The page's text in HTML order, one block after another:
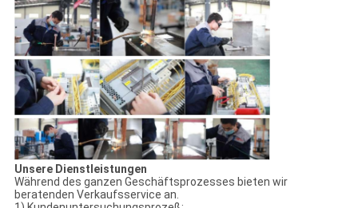
Unsere Dienstleistungen
Während des ganzen Geschäftsprozesses bieten wir
beratenden Verkaufsservice an.